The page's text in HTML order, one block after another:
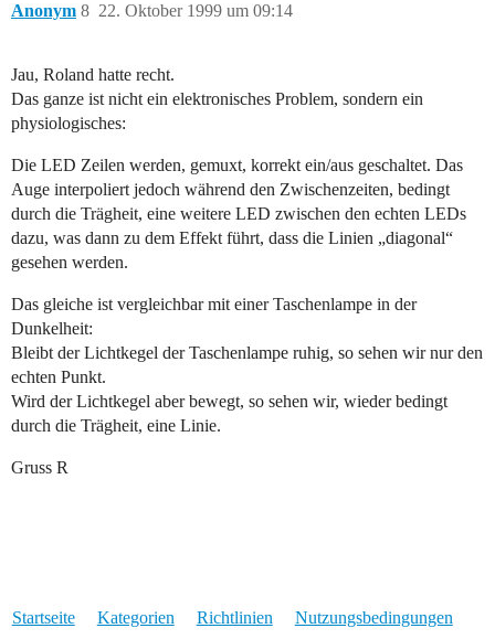
Anonym 22. Oktober 1999 um 09:14
8
Jau, Roland hatte recht.
Das ganze ist nicht ein elektronisches Problem, sondern ein
physiologisches:
Die LED Zeilen werden, gemuxt, korrekt ein/aus geschaltet. Das
Auge interpoliert jedoch während den Zwischenzeiten, bedingt
durch die Trägheit, eine weitere LED zwischen den echten LEDs
dazu, was dann zu dem Effekt führt, dass die Linien „diagonal“
gesehen werden.
Das gleiche ist vergleichbar mit einer Taschenlampe in der
Dunkelheit:
Bleibt der Lichtkegel der Taschenlampe ruhig, so sehen wir nur den
echten Punkt.
Wird der Lichtkegel aber bewegt, so sehen wir, wieder bedingt
durch die Trägheit, eine Linie.
Gruss R
Startseite Kategorien Richtlinien Nutzungsbedingungen